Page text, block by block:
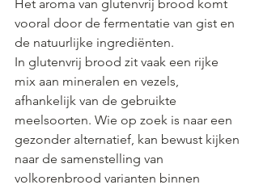
Het aroma van glutenvrij brood komt
vooral door de fermentatie van gist en
de natuurlijke ingrediënten.
In glutenvrij brood zit vaak een rijke
mix aan mineralen en vezels,
afhankelijk van de gebruikte
meelsoorten. Wie op zoek is naar een
gezonder alternatief, kan bewust kijken
naar de samenstelling van
volkorenbrood varianten binnen